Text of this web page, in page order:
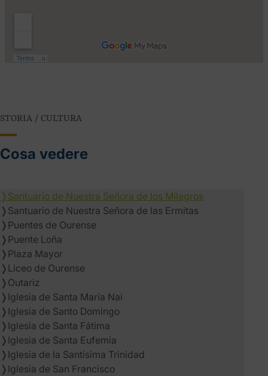
STORIA / CULTURA
Cosa vedere
❭ Santuario de Nuestra Señora de los Milagros
❭ Santuario de Nuestra Señora de las Ermitas
❭ Puentes de Ourense
❭ Puente Loña
❭ Plaza Mayor
❭ Liceo de Ourense
❭ Outariz
❭ Iglesia de Santa María Nai
❭ Iglesia de Santo Domingo
❭ Iglesia de Santa Fátima
❭ Iglesia de Santa Eufemia
❭ Iglesia de la Santísima Trinidad
❭ Iglesia de San Francisco